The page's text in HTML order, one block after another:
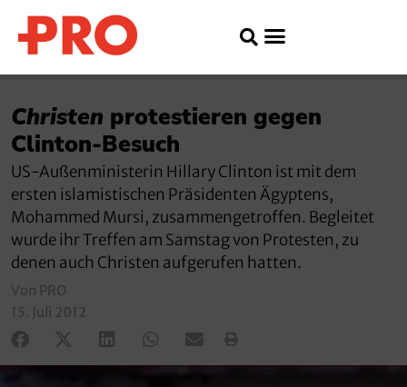
Christen protestieren gegen
Clinton-Besuch
US-Außenministerin Hillary Clinton ist mit dem
ersten islamistischen Präsidenten Ägyptens,
Mohammed Mursi, zusammengetroffen. Begleitet
wurde ihr Treffen am Samstag von Protesten, zu
denen auch Christen aufgerufen hatten.
Von PRO
15. Juli 2012